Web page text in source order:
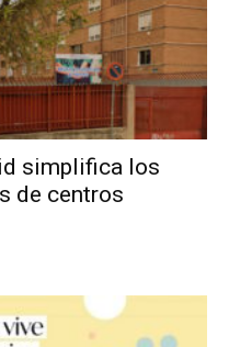
simplifica los
de centros